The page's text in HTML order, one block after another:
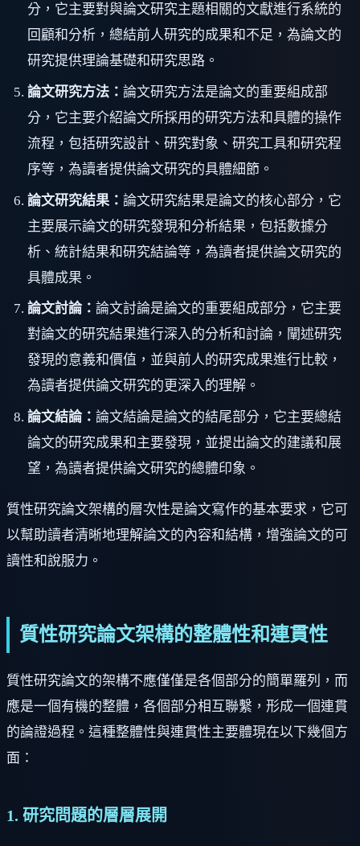
分，它主要對與論文研究主題相關的文獻進行系統的
回顧和分析，總結前人研究的成果和不足，為論文的
研究提供理論基礎和研究思路。
論文研究方法： 論文研究方法是論文的重要組成部
分，它主要介紹論文所採用的研究方法和具體的操作
流程，包括研究設計、研究對象、研究工具和研究程
序等，為讀者提供論文研究的具體細節。
論文研究結果： 論文研究結果是論文的核心部分，它
主要展示論文的研究發現和分析結果，包括數據分
析、統計結果和研究結論等，為讀者提供論文研究的
具體成果。
論文討論： 論文討論是論文的重要組成部分，它主要
對論文的研究結果進行深入的分析和討論，闡述研究
發現的意義和價值，並與前人的研究成果進行比較，
為讀者提供論文研究的更深入的理解。
論文結論： 論文結論是論文的結尾部分，它主要總結
論文的研究成果和主要發現，並提出論文的建議和展
望，為讀者提供論文研究的總體印象。
質性研究論文架構的層次性是論文寫作的基本要求，它可
以幫助讀者清晰地理解論文的內容和結構，增強論文的可
讀性和說服力。
質性研究論文架構的整體性和連貫性
質性研究論文的架構不應僅僅是各個部分的簡單羅列，而
應是一個有機的整體，各個部分相互聯繫，形成一個連貫
的論證過程。這種整體性與連貫性主要體現在以下幾個方
面：
1. 研究問題的層層展開